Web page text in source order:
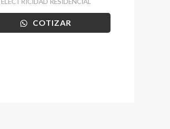
COTIZAR